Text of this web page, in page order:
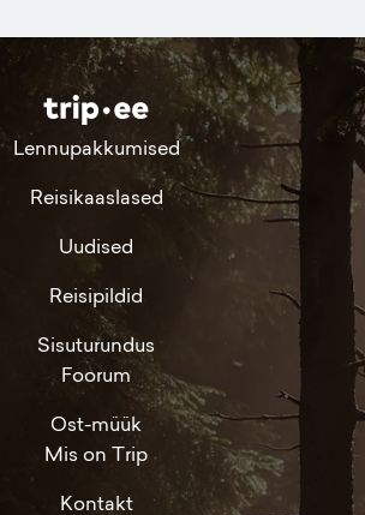
Lennupakkumised
Reisikaaslased
Uudised
Reisipildid
Sisuturundus
Foorum
Ost-müük
Mis on Trip
Kontakt